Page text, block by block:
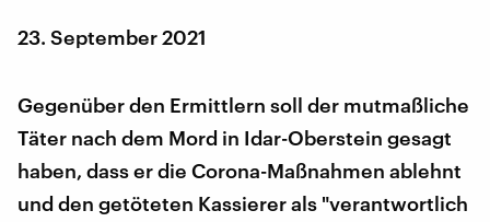
23. September 2021
Gegenüber den Ermittlern soll der mutmaßliche
Täter nach dem Mord in Idar-Oberstein gesagt
haben, dass er die Corona-Maßnahmen ablehnt
und den getöteten Kassierer als "verantwortlich